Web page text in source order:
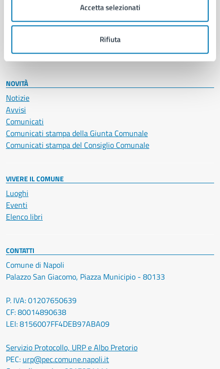
Accetta selezionati
Rifiuta
Giustizia e sicurezza pubblica
Salute, benessere e assistenza
Vita lavorativa
NOVITÀ
Notizie
Avvisi
Comunicati
Comunicati stampa della Giunta Comunale
Comunicati stampa del Consiglio Comunale
VIVERE IL COMUNE
Luoghi
Eventi
Elenco libri
CONTATTI
Comune di Napoli
Palazzo San Giacomo, Piazza Municipio - 80133
P. IVA: 01207650639
CF: 80014890638
LEI: 8156007FF4DEB97ABA09
Servizio Protocollo, URP e Albo Pretorio
PEC: urp@pec.comune.napoli.it